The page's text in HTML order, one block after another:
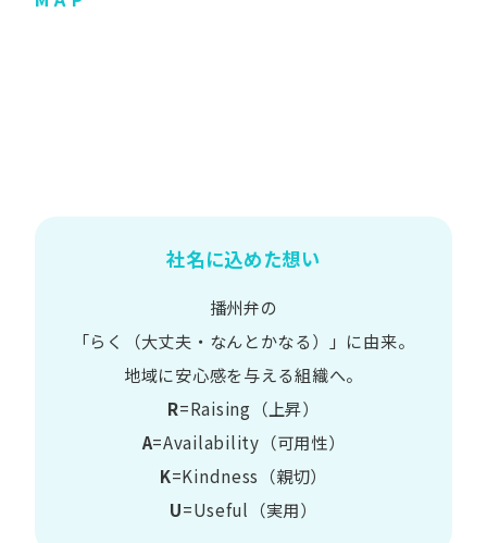
社名に込めた想い
播州弁の
​「らく​（大丈夫・なんとかなる）」に​由来。
地域に​安心感を​与える​組織へ。
R=Raising（上昇）
A=Availability​（可用性）
K=Kindness​（親切）
U=Useful​（実用）​